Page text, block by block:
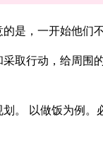
是，一开始他们
取行动，给周围的
。 以做饭为例